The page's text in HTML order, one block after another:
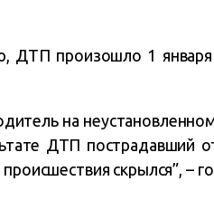
произошло 1 января
на
ДТП пострадавший
скрылся”, –